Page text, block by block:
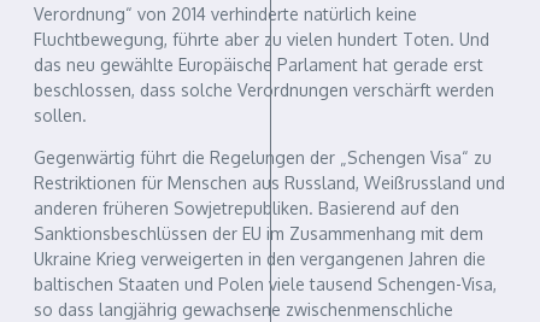
Verordnung“ von 2014 verhinderte natürlich keine
Fluchtbewegung, führte aber zu vielen hundert Toten. Und
das neu gewählte Europäische Parlament hat gerade erst
beschlossen, dass solche Verordnungen verschärft werden
sollen.
Gegenwärtig führt die Regelungen der „Schengen Visa“ zu
Restriktionen für Menschen aus Russland, Weißrussland und
anderen früheren Sowjetrepubliken. Basierend auf den
Sanktionsbeschlüssen der EU im Zusammenhang mit dem
Ukraine Krieg verweigerten in den vergangenen Jahren die
baltischen Staaten und Polen viele tausend Schengen-Visa,
so dass langjährig gewachsene zwischenmenschliche